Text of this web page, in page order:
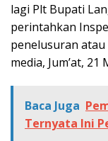
lagi Plt Bupati
perintahkan
penelusuran atau
media, Jum’at,
Baca Juga
Ternyata Ini